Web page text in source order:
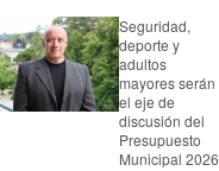
Seguridad,
deporte y
adultos
mayores serán
el eje de
discusión del
Presupuesto
Municipal 2026